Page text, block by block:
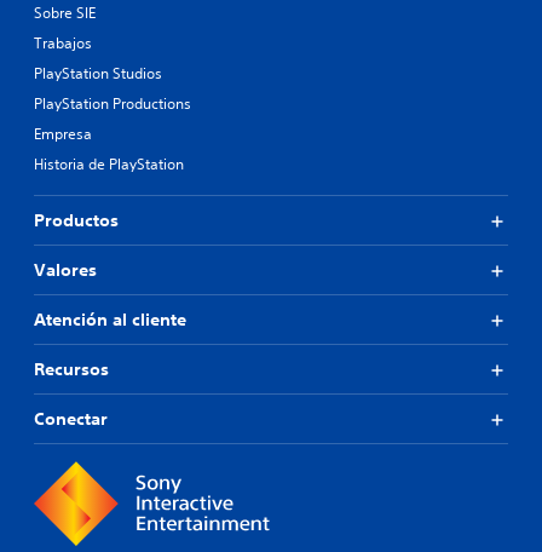
Sobre SIE
Trabajos
PlayStation Studios
PlayStation Productions
Empresa
Historia de PlayStation
Productos
Valores
Atención al cliente
Recursos
Conectar